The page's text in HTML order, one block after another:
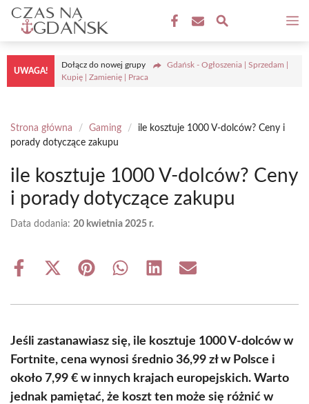
Przejdź
treści
UWAGA!
Dołącz do nowej grupy
Gdańsk - Ogłoszenia | Sprzedam |
Kupię | Zamienię | Praca
Strona główna / Gaming /
ile kosztuje 1000 V-dolców? Ceny i
porady dotyczące zakupu
ile kosztuje 1000 V-dolców? Ceny
i porady dotyczące zakupu
Data dodania: 20 kwietnia 2025 r.
Share
Share
(Twitter)
Share Share Share Share
Jeśli zastanawiasz się, ile kosztuje 1000 V-dolców w
Fortnite, cena wynosi średnio 36,99 zł w Polsce i
około 7,99 € w innych krajach europejskich. Warto
jednak pamiętać, że koszt ten może się różnić w